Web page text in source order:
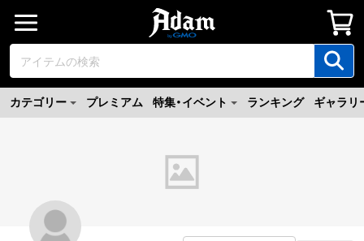
カテゴリー プレミアム 特集・イベント ランキング ギャラリ